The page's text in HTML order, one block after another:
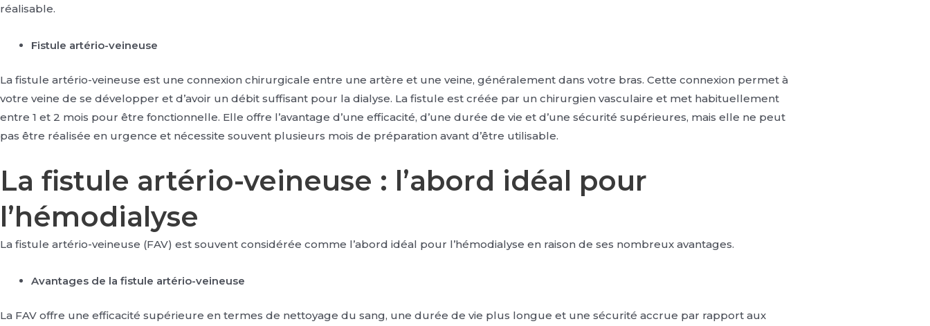
réalisable.
Fistule artério-veineuse
La fistule artério-veineuse est une connexion chirurgicale entre une artère et une veine, généralement dans votre bras. Cette connexion permet à
votre veine de se développer et d’avoir un débit suffisant pour la dialyse. La fistule est créée par un chirurgien vasculaire et met habituellement
entre 1 et 2 mois pour être fonctionnelle. Elle offre l’avantage d’une efficacité, d’une durée de vie et d’une sécurité supérieures, mais elle ne peut
pas être réalisée en urgence et nécessite souvent plusieurs mois de préparation avant d’être utilisable.
La fistule artério-veineuse : l’abord idéal pour
l’hémodialyse
La fistule artério-veineuse (FAV) est souvent considérée comme l’abord idéal pour l’hémodialyse en raison de ses nombreux avantages.
Avantages de la fistule artério-veineuse
La FAV offre une efficacité supérieure en termes de nettoyage du sang, une durée de vie plus longue et une sécurité accrue par rapport aux